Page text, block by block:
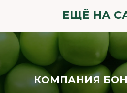
ЕЩЁ НА
КОМПАНИЯ